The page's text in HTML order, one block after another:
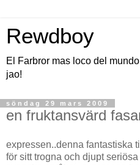
Rewdboy
El Farbror mas loco del
jao!
söndag 29 mars 2009
en fruktansvärd
expressen..denna fantastiska
för sitt trogna och djupt